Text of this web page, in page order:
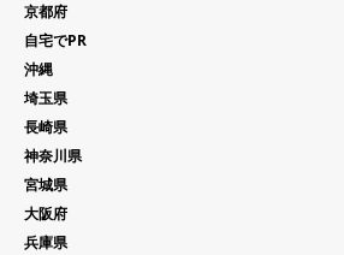
京都府
自宅でPR
沖縄
埼玉県
長崎県
神奈川県
宮城県
大阪府
兵庫県